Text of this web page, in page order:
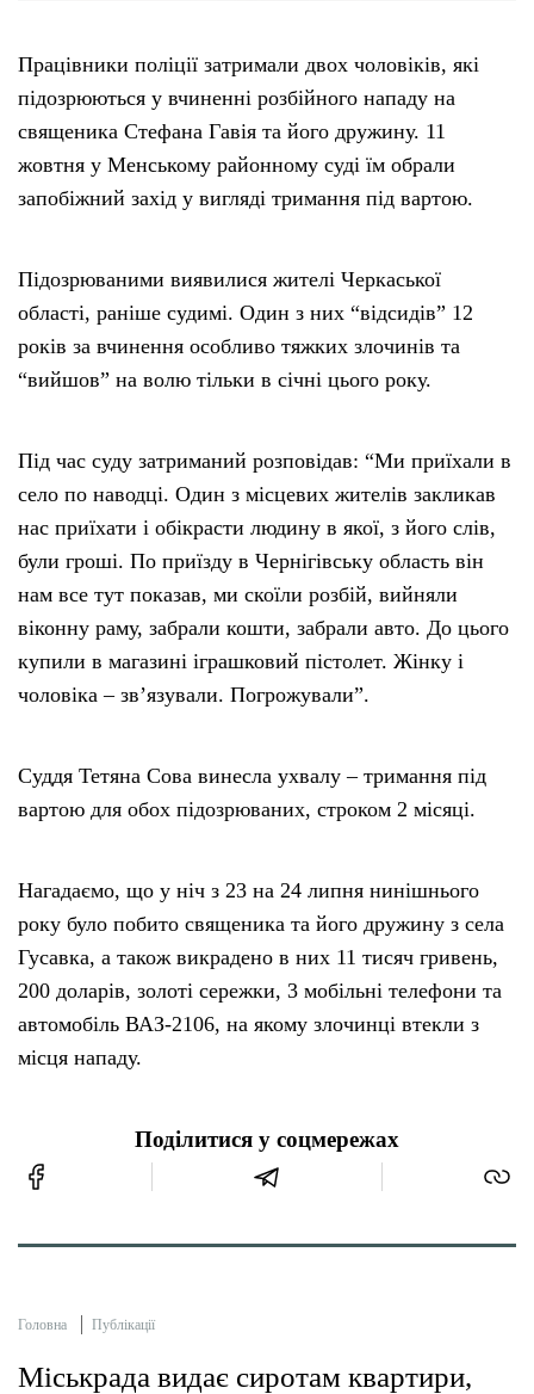
Працівники поліції затримали двох чоловіків, які
підозрюються у вчиненні розбійного нападу на
священика Стефана Гавія та його дружину. 11
жовтня у Менському районному суді їм обрали
запобіжний захід у вигляді тримання під вартою.
Підозрюваними виявилися жителі Черкаської
області, раніше судимі. Один з них “відсидів” 12
років за вчинення особливо тяжких злочинів та
“вийшов” на волю тільки в січні цього року.
Під час суду затриманий розповідав: “Ми приїхали в
село по наводці. Один з місцевих жителів закликав
нас приїхати і обікрасти людину в якої, з його слів,
були гроші. По приїзду в Чернігівську область він
нам все тут показав, ми скоїли розбій, вийняли
віконну раму, забрали кошти, забрали авто. До цього
купили в магазині іграшковий пістолет. Жінку і
чоловіка – зв’язували. Погрожували”.
Суддя Тетяна Сова винесла ухвалу – тримання під
вартою для обох підозрюваних, строком 2 місяці.
Нагадаємо, що у ніч з 23 на 24 липня нинішнього
року було побито священика та його дружину з села
Гусавка, а також викрадено в них 11 тисяч гривень,
200 доларів, золоті сережки, 3 мобільні телефони та
автомобіль ВАЗ-2106, на якому злочинці втекли з
місця нападу.
Поділитися у соцмережах
Головна Публікації
Міськрада видає сиротам квартири,